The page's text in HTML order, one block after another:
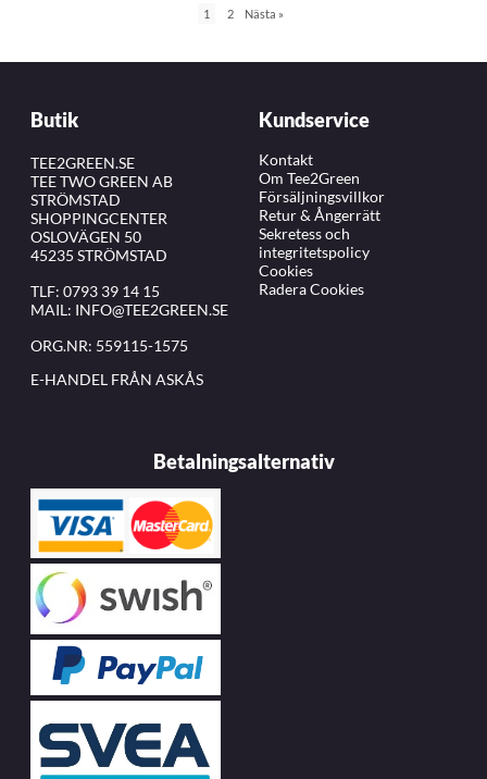
1 2 Nästa »
Butik
TEE2GREEN.SE
TEE TWO GREEN AB
STRÖMSTAD
SHOPPINGCENTER
OSLOVÄGEN 50
45235 STRÖMSTAD
TLF: 0793 39 14 15
MAIL: INFO@TEE2GREEN.SE
ORG.NR: 559115-1575
E-HANDEL FRÅN ASKÅS
Kundservice
Kontakt
Om Tee2Green
Försäljningsvillkor
Retur & Ångerrätt
Sekretess och
integritetspolicy
Cookies
Radera Cookies
Betalningsalternativ